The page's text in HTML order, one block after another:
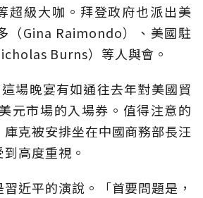
超級大咖。拜登政府也派出美
（Gina Raimondo）、美國駐
Burns）等人與會。
這場晚宴有如通往去年對美國貿
元市場的入場券。值得注意的
克被安排坐在中國商務部長汪
高度重視。
近平的演說。「首要問題是，